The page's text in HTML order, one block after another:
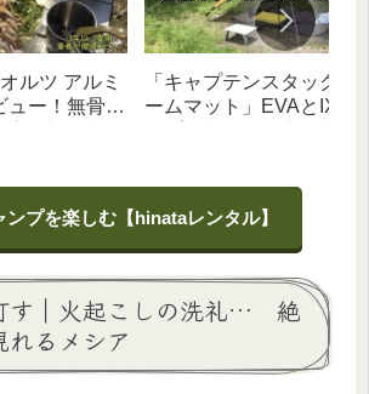
ルツ アルミ
ュー！無骨な
「キャプテンスタッグ フ
ームマット」EVAとIXPE
ンプを楽しむ【hinataレンタル】
す｜火起こしの洗礼… 絶
れるメシア